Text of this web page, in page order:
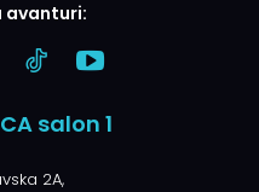
avanturi:
salon 1
2A,